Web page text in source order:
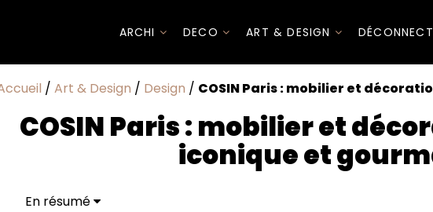
ARCHI DECO ART & DESIGN
/ Art & Design / Design / COSIN Paris : mobilier et
COSIN Paris : mobilier et
iconique et
En résumé